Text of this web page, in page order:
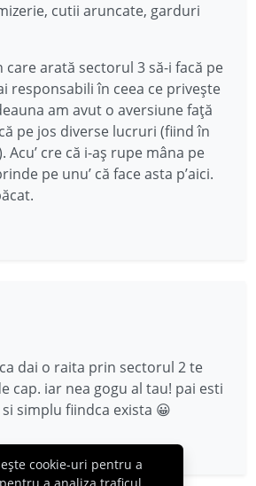
cutii aruncate, garduri
care arată sectorul 3 să-i facă pe
responsabili în ceea ce priveşte
am avut o aversiune faţă
pe jos diverse lucruri (fiind în
Acu’ cre că i-aş rupe mâna pe
pe unu’ că face asta p’aici.
dai o raita prin sectorul 2 te
cap. iar nea gogu al tau! pai esti
simplu fiindca exista 😀
cookie-uri pentru a